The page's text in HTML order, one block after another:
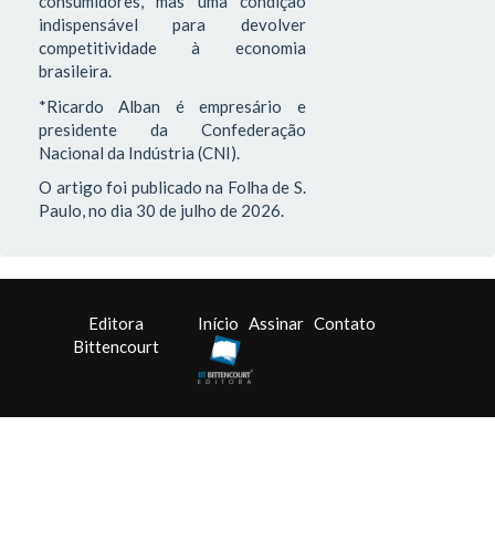
indispensável para devolver
competitividade à economia
brasileira.
*Ricardo Alban é empresário e
presidente da Confederação
Nacional da Indústria (CNI).
O artigo foi publicado na Folha de S.
Paulo, no dia 30 de julho de 2026.
Editora
Bittencourt
Início Assinar Contato